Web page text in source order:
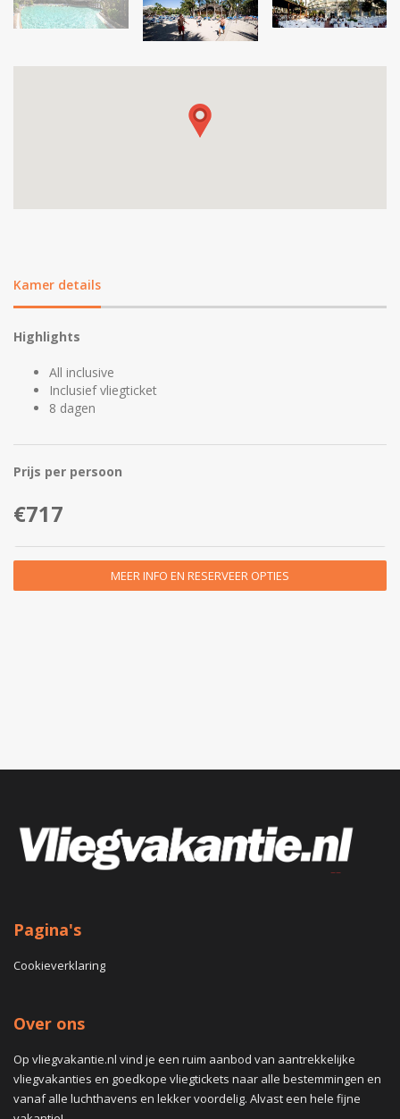
Kamer details
Highlights
All inclusive
Inclusief vliegticket
8 dagen
Prijs per persoon
€717
MEER INFO EN RESERVEER OPTIES
Pagina's
Cookieverklaring
Over ons
Op vliegvakantie.nl vind je een ruim aanbod van aantrekkelijke
vliegvakanties en goedkope vliegtickets naar alle bestemmingen en
vanaf alle luchthavens en lekker voordelig. Alvast een hele fijne